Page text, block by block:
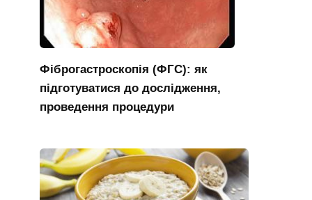
Фіброгастроскопія (ФГС): як
підготуватися до дослідження,
проведення процедури